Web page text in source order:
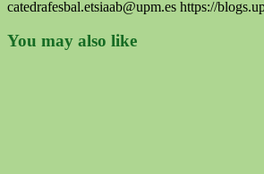
catedrafesbal.etsiaab@upm.es https://
You may also like